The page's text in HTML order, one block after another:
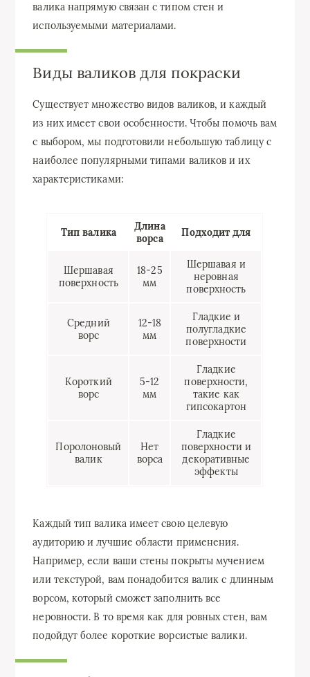
валика напрямую связан с типом стен и
используемыми материалами.
Виды валиков для покраски
Существует множество видов валиков, и каждый
из них имеет свои особенности. Чтобы помочь вам
с выбором, мы подготовили небольшую таблицу с
наиболее популярными типами валиков и их
характеристиками:
Тип валика
Длина
ворса
Подходит для
Шершавая
поверхность
18-25
мм
Шершавая и
неровная
поверхность
Средний
ворс
12-18
мм
Гладкие и
полугладкие
поверхности
Короткий
ворс
5-12
мм
Гладкие
поверхности,
такие как
гипсокартон
Поролоновый
валик
Нет
ворса
Гладкие
поверхности и
декоративные
эффекты
Каждый тип валика имеет свою целевую
аудиторию и лучшие области применения.
Например, если ваши стены покрыты мучением
или текстурой, вам понадобится валик с длинным
ворсом, который сможет заполнить все
неровности. В то время как для ровных стен, вам
подойдут более короткие ворсистые валики.